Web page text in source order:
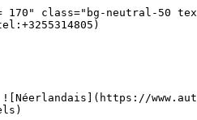
de-remorque) [    ![Éclairage de la remorque](https://www.auto-service.be/assets/media/18912/conversions/verlichting-aanhangwagen-navthumb.jpg)  

 Éclairage de la remorque 

 ](https://www.auto-service.be/fr/bagages-et-transport/eclairage-de-la-remorque) [    ![Feux de travail et feux de balisage](https://www.auto-service.be/assets/media/27547/conversions/werk-zwaailichten-navthumb.jpg)  

 Feux de travail et feux de balisage 

 ](https://www.auto-service.be/fr/bagages-et-transport/feux-de-travail-et-feux-de-balisage) [    ![Matériau des pneus](https://www.auto-service.be/assets/media/33955/conversions/bandenmateriaal-navthumb.jpg)  

 Matériau des pneus 

 ](https://www.auto-service.be/fr/bagages-et-transport/materiau-des-pneus) [    ![Coffres sur boule d'attelage](https://www.auto-service.be/assets/media/27537/conversions/trekhaak-koffers-navthumb.jpg)  

 Coffres sur boule d'attelage 

 ](https://www.auto-service.be/fr/bagages-et-transport/coffres-sur-boule-dattelage) [    ![Sécurité sur la route](https://www.auto-service.be/assets/media/28234/conversions/pech-onderweg-navthumb.jpg)  

 Sécurité sur la route 

 ](https://www.auto-service.be/fr/bagages-et-transport/securite-sur-la-route) 

 [ { setTimeout(() =&gt; { $refs.navitem350.scrollIntoView({ behavior: 'smooth', block: 'start' }); }, 300); }); }" class="relative z-30 flex items-center p-4 text-center text-gray-700 transition-colors duration-200 ease-out lg:h-full lg:border-b-4 lg:px-0 lg:pt-\[4px\] lg:pb-0 lg:text-xs lg:font-medium lg:text-gray-800 lg:focus:border-b-primary xl:text-sm 2xl:text-base lg:border-b-gray-700" &gt; Outils      

 ](https://www.auto-service.be/fr/outils) **Outils** 

 [    ![Outils à main](https://www.auto-service.be/assets/media/30666/